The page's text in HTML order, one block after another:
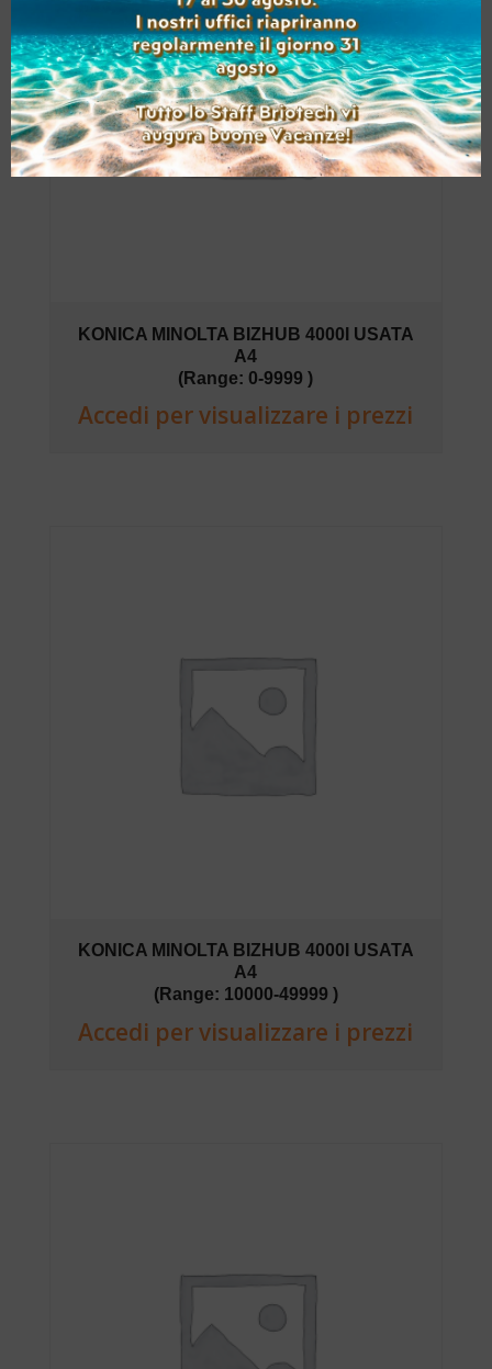
KONICA MINOLTA BIZHUB 4000I USATA
A4
(Range: 0-9999 )
Accedi per visualizzare i prezzi
KONICA MINOLTA BIZHUB 4000I USATA
A4
(Range: 10000-49999 )
Accedi per visualizzare i prezzi